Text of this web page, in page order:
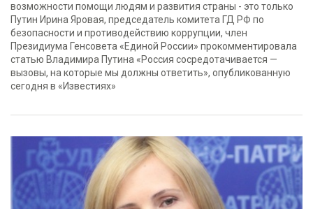
возможности помощи людям и развития страны - это только
Путин Ирина Яровая, председатель комитета ГД РФ по
безопасности и противодействию коррупции, член
Президиума Генсовета «Единой России» прокомментировала
статью Владимира Путина «Россия сосредотачивается —
вызовы, на которые мы должны ответить», опубликованную
сегодня в «Известиях»